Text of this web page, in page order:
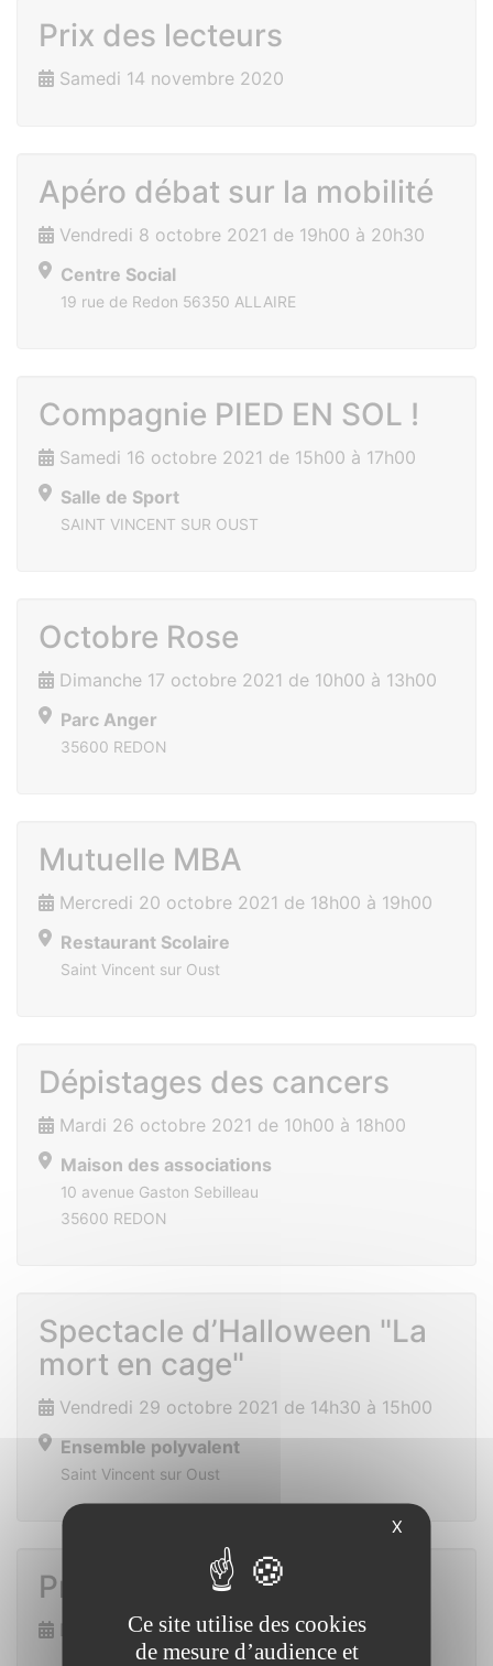
Prix des lecteurs
Samedi 14 novembre 2020
Apéro débat sur la mobilité
Vendredi 8 octobre 2021 de 19h00 à 20h30
Centre Social
19 rue de Redon 56350 ALLAIRE
Compagnie PIED EN SOL !
Samedi 16 octobre 2021 de 15h00 à 17h00
Salle de Sport
SAINT VINCENT SUR OUST
Octobre Rose
Dimanche 17 octobre 2021 de 10h00 à 13h00
Parc Anger
35600 REDON
Mutuelle MBA
Mercredi 20 octobre 2021 de 18h00 à 19h00
Restaurant Scolaire
Saint Vincent sur Oust
Dépistages des cancers
Mardi 26 octobre 2021 de 10h00 à 18h00
Maison des associations
10 avenue Gaston Sebilleau
35600 REDON
Spectacle d’Halloween "La
mort en cage"
Vendredi 29 octobre 2021 de 14h30 à 15h00
Ensemble polyvalent
Saint Vincent sur Oust
Prix des lecteurs
Dimanche 7 novembre 2021
X
Ce site utilise des cookies
de mesure d’audience et